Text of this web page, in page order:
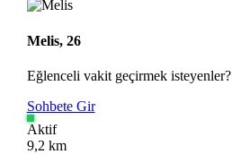
Melis, 26
Eğlenceli vakit geçirmek isteyenler?
Sohbete Gir
Aktif
9,2 km